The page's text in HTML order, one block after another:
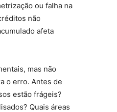
ou falha na
não
afeta
mas não
o erro. Antes de
estão frágeis?
Quais áreas